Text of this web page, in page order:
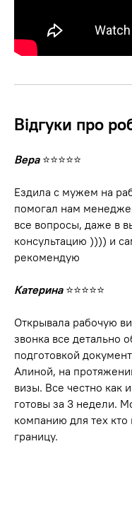
Відгуки про
Вера⭐⭐⭐⭐⭐
Ездила с мужем на
помогал нам
все вопросы, даже в
консультацию )))) и
рекомендую
Катерина⭐⭐⭐⭐⭐
Открывала рабочую
звонка все детально
подготовкой
Алиной, на
визы. Все честно как
готовы за 3 недели.
компанию для тех кто
границу.